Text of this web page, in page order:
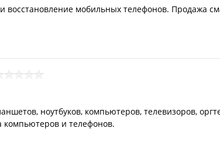
восстановление мобильных телефонов. Продажа
ноутбуков, компьютеров, телевизоров,
и телефонов.